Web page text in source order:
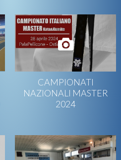
CAMPIONATI
NAZIONALI MASTER
2024